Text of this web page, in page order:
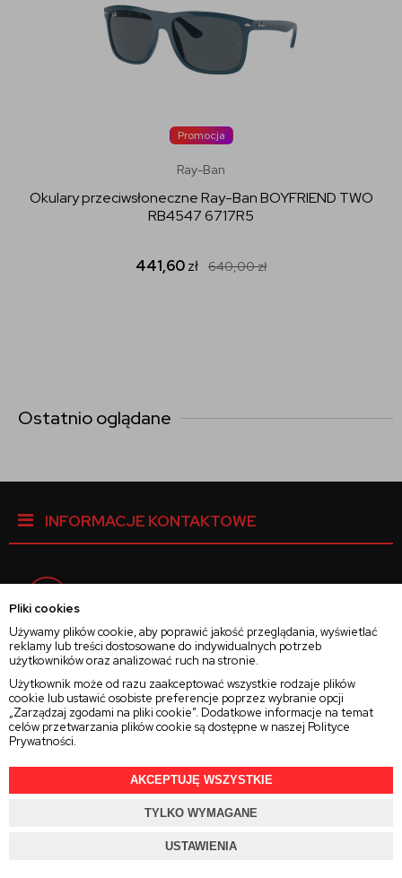
Pliki cookies
Używamy plików cookie, aby poprawić jakość przeglądania, wyświetlać
reklamy lub treści dostosowane do indywidualnych potrzeb
użytkowników oraz analizować ruch na stronie.
Użytkownik może od razu zaakceptować wszystkie rodzaje plików
cookie lub ustawić osobiste preferencje poprzez wybranie opcji
„Zarządzaj zgodami na pliki cookie”. Dodatkowe informacje na temat
celów przetwarzania plików cookie są dostępne w naszej Polityce
Prywatności.
AKCEPTUJĘ WSZYSTKIE
TYLKO WYMAGANE
USTAWIENIA
Promocja
Ray-Ban
Okulary przeciwsłoneczne Ray-Ban BOYFRIEND TWO
RB4547 6717R5
441,60zł 640,00zł
Ostatnio oglądane
INFORMACJE KONTAKTOWE
Instagram
Twitter
2025 © Wszelkie Prawa ZastrzeżoneRajsoczewek.pl